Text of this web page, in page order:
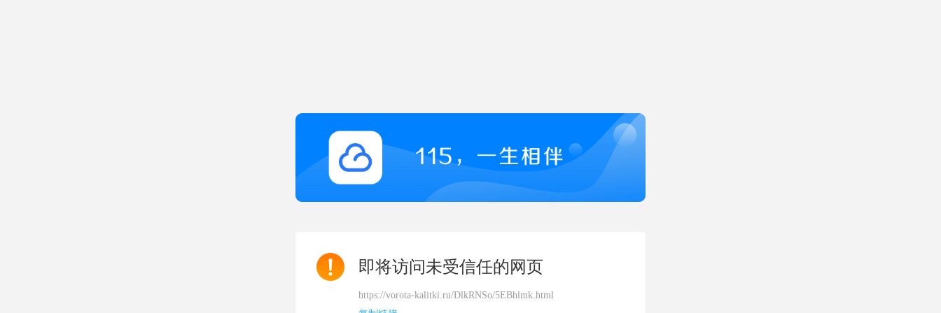
即将访问未受信任的网页
https://vorota-kalitki.ru/DlkRNSo/5EBhlmk.html